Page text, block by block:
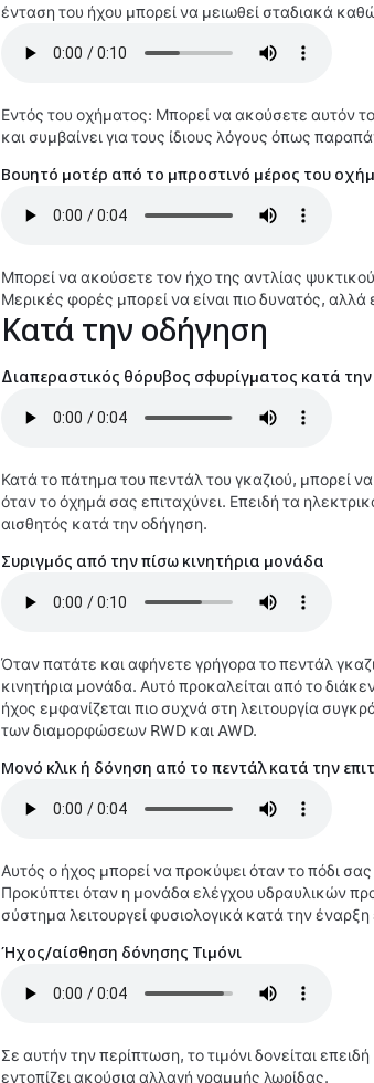
ένταση του ήχου μπορεί να μειωθεί σταδιακά
Εντός του οχήματος: Μπορεί να ακούσετε αυτόν
και συμβαίνει για τους ίδιους λόγους όπως
Βουητό μοτέρ από το μπροστινό μέρος του
Μπορεί να ακούσετε τον ήχο της αντλίας
Μερικές φορές μπορεί να είναι πιο δυνατός, αλλά
Κατά την οδήγηση
Διαπεραστικός θόρυβος σφυρίγματος κατά
Κατά το πάτημα του πεντάλ του γκαζιού, μπορεί
όταν το όχημά σας επιταχύνει. Επειδή τα
αισθητός κατά την οδήγηση.
Συριγμός από την πίσω κινητήρια μονάδα
Όταν πατάτε και αφήνετε γρήγορα το πεντάλ
κινητήρια μονάδα. Αυτό προκαλείται από το
ήχος εμφανίζεται πιο συχνά στη λειτουργία
των διαμορφώσεων RWD και AWD.
Μονό κλικ ή δόνηση από το πεντάλ κατά την
Αυτός ο ήχος μπορεί να προκύψει όταν το πόδι
Προκύπτει όταν η μονάδα ελέγχου υδραυλικών
σύστημα λειτουργεί φυσιολογικά κατά την
Ήχος/αίσθηση δόνησης Τιμόνι
Σε αυτήν την περίπτωση, το τιμόνι δονείται
εντοπίζει ακούσια αλλαγή γραμμής λωρίδας.